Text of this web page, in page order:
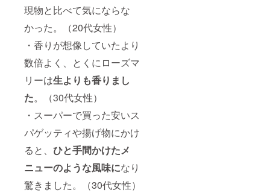
現物と比べて気にならな
かった。（20代女性）
・香りが想像していたより
数倍よく、とくにローズマ
リーは生よりも香りまし
た。（30代女性）
・スーパーで買った安いス
パゲッティや揚げ物にかけ
ると、 ひと手間かけたメ
ニューのような風味になり
驚きました。（30代女性）